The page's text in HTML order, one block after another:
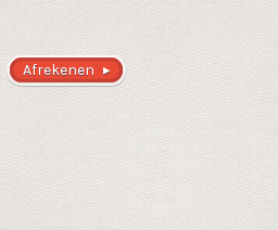
Afrekenen